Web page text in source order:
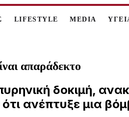
LIFESTYLE MEDIA
απαράδεκτο
δοκιμή,
ανέπτυξε μια